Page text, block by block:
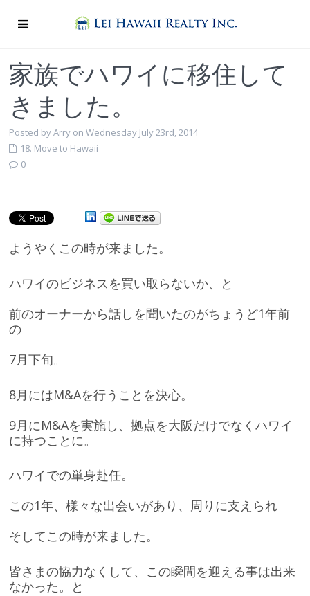
家族でハワイに移住して
きました。
Posted by Arry on Wednesday July 23rd, 2014
18. Move to Hawaii
0
ようやくこの時が来ました。
ハワイのビジネスを買い取らないか、と
前のオーナーから話しを聞いたのがちょうど1年前
の
7月下旬。
8月にはM&Aを行うことを決心。
9月にM&Aを実施し、拠点を大阪だけでなくハワイ
に持つことに。
ハワイでの単身赴任。
この1年、様々な出会いがあり、周りに支えられ
そしてこの時が来ました。
皆さまの協力なくして、この瞬間を迎える事は出来
なかった。と